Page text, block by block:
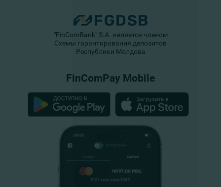
"FinComBank" S.A. является членом
Схемы гарантирования депозитов
Республики Молдова
FinComPay Mobile